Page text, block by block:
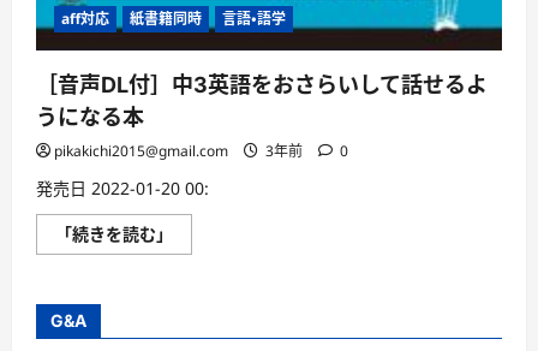
aff対応
紙書籍同時 言語・語学
［音声DL付］中3英語をおさらいして話せるよ
うになる本
pikakichi2015@gmail.com 3年前 0
発売日 2022-01-20 00:
「続きを読む」
声
英
G&A